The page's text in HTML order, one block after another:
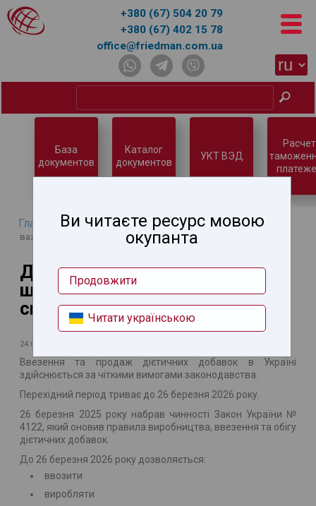
+380 (67) 504 20 79
+380 (67) 402 15 78
office@friedman.com.ua
Главная →Новости→ Дієтичні добавки у 2026 році: що
важливо знати бізнесу та споживачам
Дієтичні добавки у 2026 році:
що важливо знати бізнесу та
споживачам
24.02.2026
Ввезення та продаж дієтичних добавок в Україні
здійснюється за чіткими вимогами законодавства.
Перехідний період триває до 26 березня 2026 року.
26 березня 2025 року набрав чинності Закон України №
4122, який оновив правила виробництва, ввезення та обігу
дієтичних добавок.
До 26 березня 2026 року дозволяється:
ввозити
виробляти
База
документов
Каталог
документов
УКТ ВЭД
Расчет
Ви читаєте ресурс мовою
окупанта
Продовжити
Читати українською